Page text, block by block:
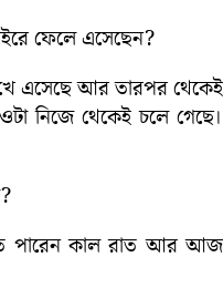
ফেলে এসেছেন?
এসেছে আর তারপর থেকেই
নিজে থেকেই চলে গেছে।
পারেন কাল রাত আর আজ